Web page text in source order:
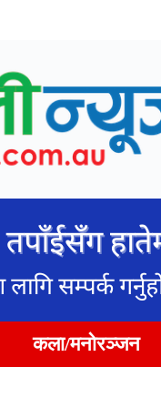
कला/मनोरञ्जन